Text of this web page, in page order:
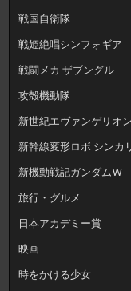
戦国自衛隊
戦姫絶唱シンフォギア
戦闘メカ ザブングル
攻殻機動隊
新世紀エヴァンゲリオン
新幹線変形ロボ シンカ
新機動戦記ガンダムW
旅行・グルメ
日本アカデミー賞
映画
時をかける少女